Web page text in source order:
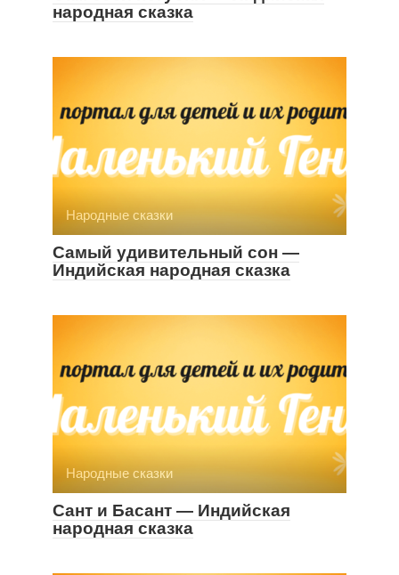
народная сказка
Народные сказки
Самый удивительный сон —
Индийская народная сказка
Народные сказки
Сант и Басант — Индийская
народная сказка